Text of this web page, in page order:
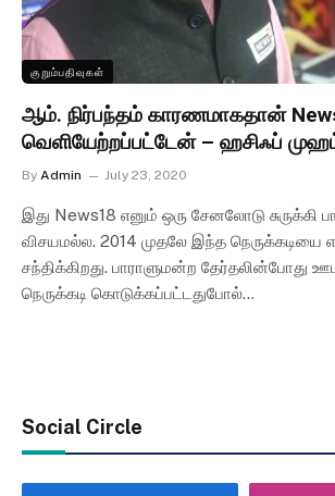
குறும்பதிவுகள்
ஆம். நிர்பந்தம் காரணமாகதான்
வெளியேற்றப்பட்டேன் – ஹசிஃப்
By Admin July 23, 2020
இது News18 எனும் ஒரு சேனலோடு சுருக்கி
விசயமல்ல. 2014 முதலே இந்த
சந்திக்கிறது. பாராளுமன்ற தேர்தலின்போது
நெருக்கடி கொடுக்கப்பட்டதுபோல்…
Social Circle